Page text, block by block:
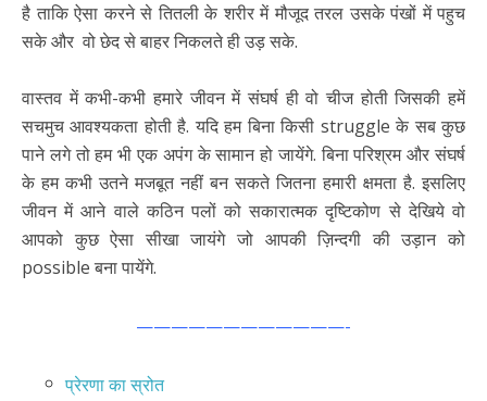
है ताकि ऐसा करने से तितली के शरीर में मौजूद तरल उसके पंखों में पहुच
सके और वो छेद से बाहर निकलते ही उड़ सके.
वास्तव में कभी-कभी हमारे जीवन में संघर्ष ही वो चीज होती जिसकी हमें
सचमुच आवश्यकता होती है. यदि हम बिना किसी struggle के सब कुछ
पाने लगे तो हम भी एक अपंग के सामान हो जायेंगे. बिना परिश्रम और संघर्ष
के हम कभी उतने मजबूत नहीं बन सकते जितना हमारी क्षमता है. इसलिए
जीवन में आने वाले कठिन पलों को सकारात्मक दृष्टिकोण से देखिये वो
आपको कुछ ऐसा सीखा जायंगे जो आपकी ज़िन्दगी की उड़ान को
possible बना पायेंगे.
————————————-
प्रेरणा का स्रोत